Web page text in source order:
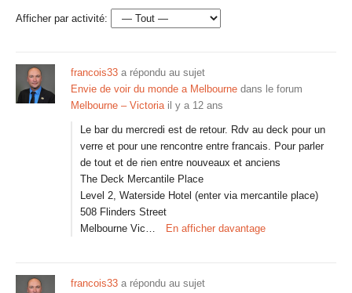
Afficher par activité:
francois33 a répondu au sujet
Envie de voir du monde a Melbourne dans le forum
Melbourne – Victoria il y a 12 ans
Le bar du mercredi est de retour. Rdv au deck pour un
verre et pour une rencontre entre francais. Pour parler
de tout et de rien entre nouveaux et anciens
The Deck Mercantile Place
Level 2, Waterside Hotel (enter via mercantile place)
508 Flinders Street
Melbourne Vic…
En afficher davantage
francois33 a répondu au sujet